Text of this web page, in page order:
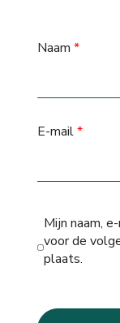
Naam *
E-mail*
Mijn naam,
voor de
plaats.